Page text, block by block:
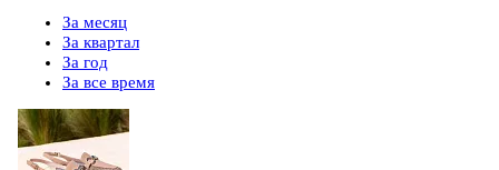
За месяц
За квартал
За год
За все время